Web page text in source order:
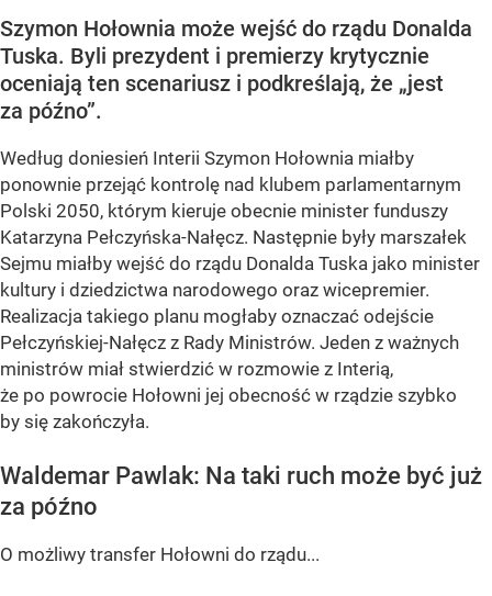
Szymon Hołownia może wejść do rządu Donalda
Tuska. Byli prezydent i premierzy krytycznie
oceniają ten scenariusz i podkreślają, że „jest
za późno”.
Według doniesień Interii Szymon Hołownia miałby
ponownie przejąć kontrolę nad klubem parlamentarnym
Polski 2050, którym kieruje obecnie minister funduszy
Katarzyna Pełczyńska-Nałęcz. Następnie były marszałek
Sejmu miałby wejść do rządu Donalda Tuska jako minister
kultury i dziedzictwa narodowego oraz wicepremier.
Realizacja takiego planu mogłaby oznaczać odejście
Pełczyńskiej-Nałęcz z Rady Ministrów. Jeden z ważnych
ministrów miał stwierdzić w rozmowie z Interią,
że po powrocie Hołowni jej obecność w rządzie szybko
by się zakończyła.
Waldemar Pawlak: Na taki ruch może być już
za późno
O możliwy transfer Hołowni do rządu...